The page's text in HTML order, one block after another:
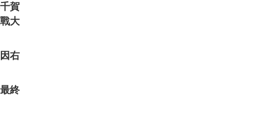
賀
大
右
終